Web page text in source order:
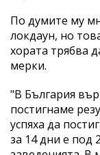
По думите му
локдаун, но
хората трябва
мерки.
"В България
постигнаме
успяха да
за 14 дни е под